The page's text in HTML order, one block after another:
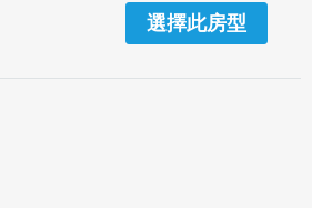
選擇此房型